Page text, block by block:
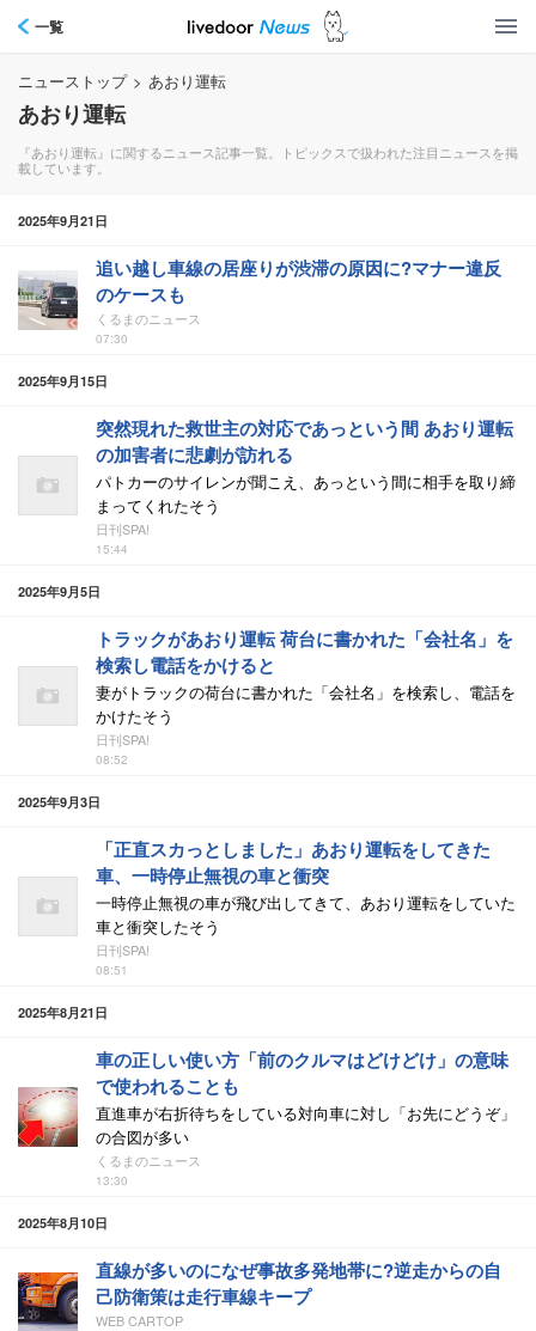
一覧
ニューストップ > あおり運転
あおり運転
『あおり運転』に関するニュース記事一覧。トピックスで扱われた注目ニュースを掲
載しています。
2025年9月21日
追い越し車線の居座りが渋滞の原因に?マナー違反
のケースも
くるまのニュース
07:30
2025年9月15日
突然現れた救世主の対応であっという間 あおり運転
の加害者に悲劇が訪れる
パトカーのサイレンが聞こえ、あっという間に相手を取り締
まってくれたそう
日刊SPA!
15:44
2025年9月5日
トラックがあおり運転 荷台に書かれた「会社名」を
検索し電話をかけると
妻がトラックの荷台に書かれた「会社名」を検索し、電話を
かけたそう
日刊SPA!
08:52
2025年9月3日
「正直スカっとしました」あおり運転をしてきた
車、一時停止無視の車と衝突
一時停止無視の車が飛び出してきて、あおり運転をしていた
車と衝突したそう
日刊SPA!
08:51
2025年8月21日
車の正しい使い方「前のクルマはどけどけ」の意味
で使われることも
直進車が右折待ちをしている対向車に対し「お先にどうぞ」
の合図が多い
くるまのニュース
13:30
2025年8月10日
直線が多いのになぜ事故多発地帯に?逆走からの自
己防衛策は走行車線キープ
WEB CARTOP